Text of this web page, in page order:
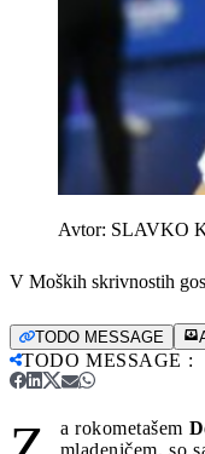
Avtor: SLAVKO
V Moških skrivnostih
TODO MESSAGE
TODO MESSAGE :
a rokometašem
mladeničem, so